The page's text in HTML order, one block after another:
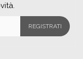
REGISTRATI